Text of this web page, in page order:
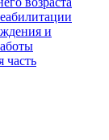
и
часть